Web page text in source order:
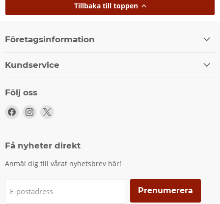
Tillbaka till toppen
Företagsinformation
Kundservice
Följ oss
Följ
Facebook
Följ
Instagram
X
Få nyheter direkt
Anmäl dig till vårat nyhetsbrev här!
E-postadress Prenumerera